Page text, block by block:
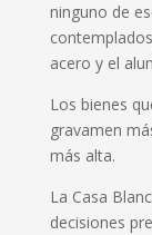
ninguno de
acero y el
Los bienes
gravamen
más alta.
La Casa
decisiones